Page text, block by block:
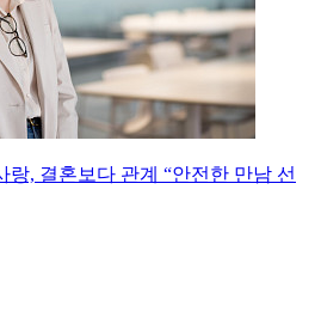
랑, 결혼보다 관계 “안전한 만남 선